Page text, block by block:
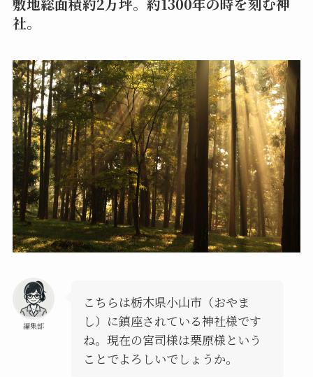
敷地総面積約2万坪。約1300年の時を刻む神
社。
編集部
こちらは栃木県小山市（おやま
し）に鎮座されている神社様です
ね。現在の宮司様は栗原様という
ことでよろしいでしょうか。